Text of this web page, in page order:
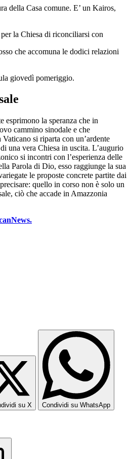
della Casa comune. E’ un Kairos,
la Chiesa di riconciliarsi con
che accomuna le dodici relazioni
giovedì pomeriggio.
esprimono la speranza che in
cammino sinodale e che
si riparta con un’ardente
una vera Chiesa in uscita. L’augurio
si incontri con l’esperienza delle
Parola di Dio, esso raggiunge la sua
le proposte concrete partite dai
quello in corso non è solo un
ciò che accade in Amazzonia
su X Condividi su WhatsApp